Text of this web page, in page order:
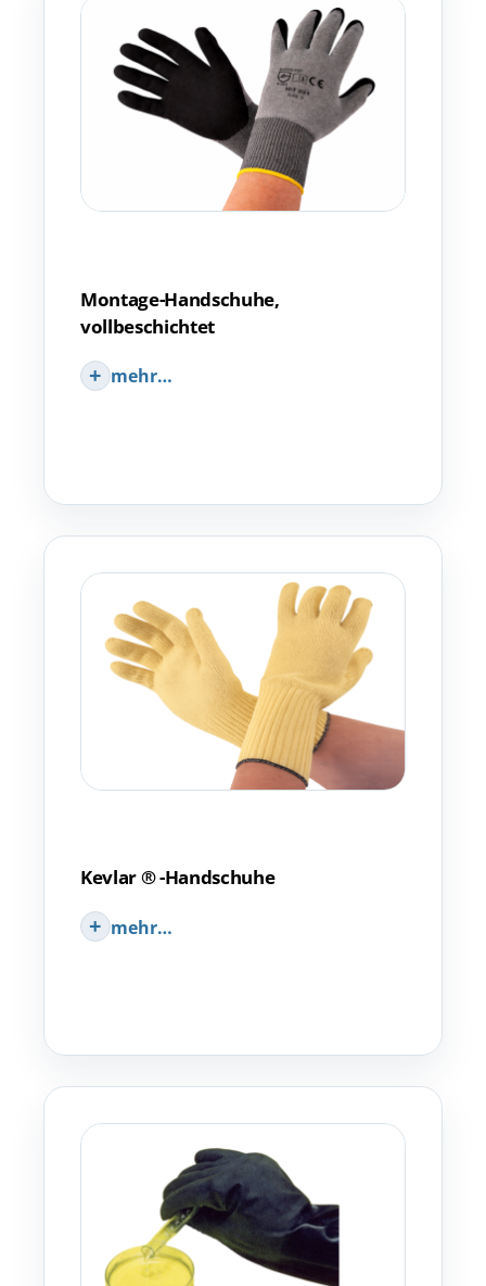
Montage-Handschuhe,
vollbeschichtet
mehr…
Kevlar ® -Handschuhe
mehr…